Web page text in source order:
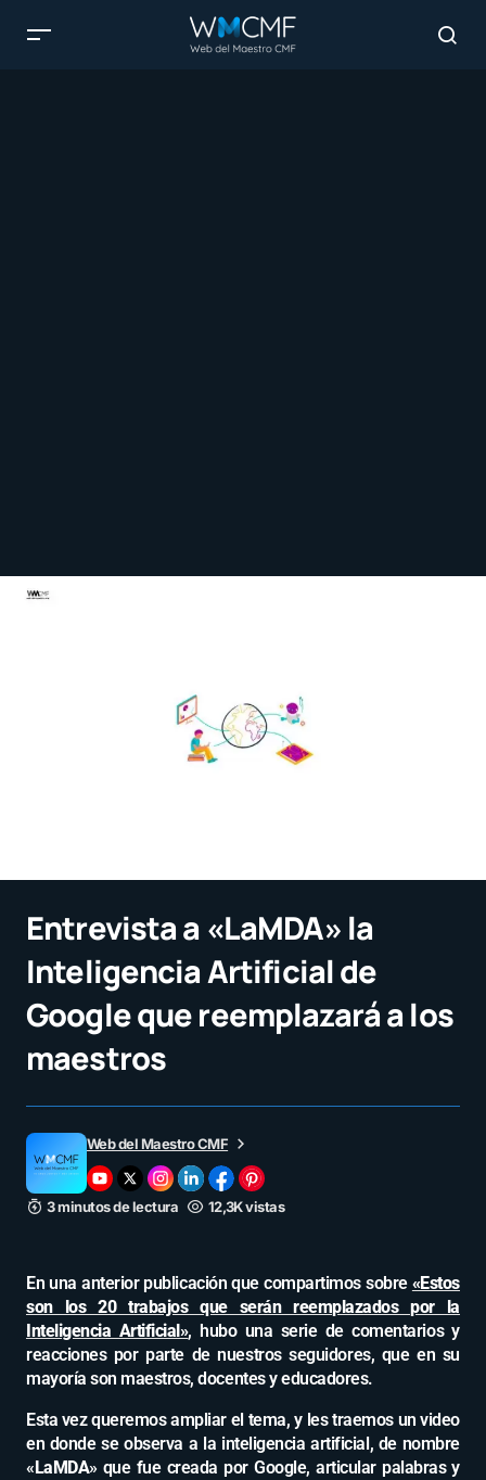
Entrevista a «LaMDA» la
Inteligencia Artificial de
Google que reemplazará a los
maestros
Web del Maestro CMF
3 minutos de lectura 12,3K vistas
En una anterior publicación que compartimos sobre «Estos
son los 20 trabajos que serán reemplazados por la
Inteligencia Artificial», hubo una serie de comentarios y
reacciones por parte de nuestros seguidores, que en su
mayoría son maestros, docentes y educadores.
Esta vez queremos ampliar el tema, y les traemos un video
en donde se observa a la inteligencia artificial, de nombre
«LaMDA» que fue creada por Google, articular palabras y